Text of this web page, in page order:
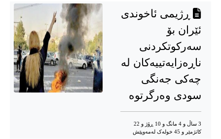
ڕژیمی ئاخوندی
ئێران بۆ
سەرکوتکردنی
ناڕەزایەتییەکان له‌
چه‌کی جه‌نگی
سودی وه‌رگرتوه‌
3 ساڵ و 4 مانگ و 10 ڕۆژ و 22
کاتژمێر و 45 خوله‌ک له‌مه‌وپێش‌